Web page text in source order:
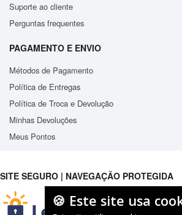
Suporte ao cliente
Perguntas frequentes
PAGAMENTO E ENVIO
Métodos de Pagamento
Política de Entregas
Política de Troca e Devolução
Minhas Devoluções
Meus Pontos
SITE SEGURO | NAVEGAÇÃO PROTEGIDA
🍪 Este site usa